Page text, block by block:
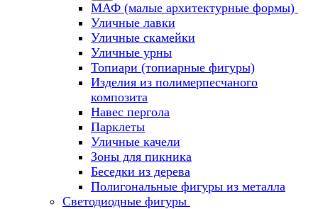
МАФ (малые архитектурные формы)
Уличные лавки
Уличные скамейки
Уличные урны
Топиари (топиарные фигуры)
Изделия из полимерпесчаного
композита
Навес пергола
Парклеты
Уличные качели
Зоны для пикника
Беседки из дерева
Полигональные фигуры из металла
Светодиодные фигуры